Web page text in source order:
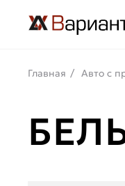
Главная Авто с